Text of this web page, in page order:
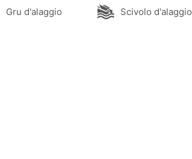
Gru d'alaggio Scivolo d'alaggio